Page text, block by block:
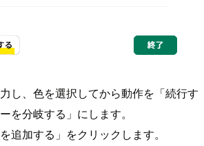
し、色を選択してから動作を「続行す
を分岐する」にします。
追加する」をクリックします。